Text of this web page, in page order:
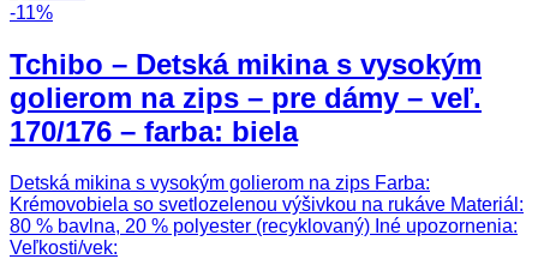
-11%
Tchibo – Detská mikina s vysokým
golierom na zips – pre dámy – veľ.
170/176 – farba: biela
Detská mikina s vysokým golierom na zips Farba:
Krémovobiela so svetlozelenou výšivkou na rukáve Materiál:
80 % bavlna, 20 % polyester (recyklovaný) Iné upozornenia:
Veľkosti/vek: